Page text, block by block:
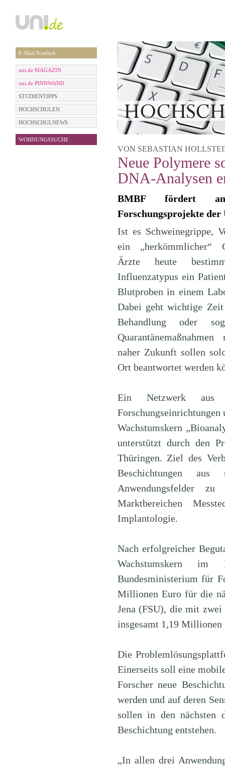
E-Mail Postfach
uni.de MAGAZIN
uni.de PINNWAND
STUDIENTIPPS
HOCHSCHULEN
HOCHSCHULNEWS
WOHNUNGSSUCHE
VON SEBASTIAN
Neue Polymere
DNA-Analysen
BMBF fördert
Forschungsprojekte der
Ist es Schweinegrippe,
ein „herkömmlicher“
Ärzte heute
Influenzatypus ein
Blutproben in einem
Dabei geht wichtige
Behandlung oder
naher Zukunft sollen
Ort beantwortet werden
Ein Netzwerk aus
Wachstumskern
unterstützt durch den
Thüringen. Ziel des
Beschichtungen aus
Anwendungsfelder
Marktbereichen
Implantologie.
Nach erfolgreicher
Wachstumskern im
Bundesministerium für
Millionen Euro für die
Jena (FSU), die mit
insgesamt 1,19 Millionen
Die
Einerseits soll eine
Forscher neue
werden und auf deren
sollen in den nächsten
Beschichtung entstehen.
„In allen drei